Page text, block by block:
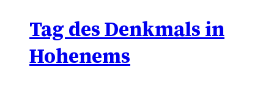
Tag des Denkmals in
Hohenems